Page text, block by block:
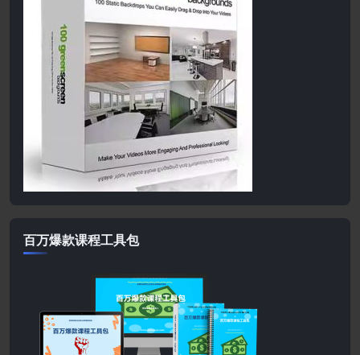
百万爆款课程工具包